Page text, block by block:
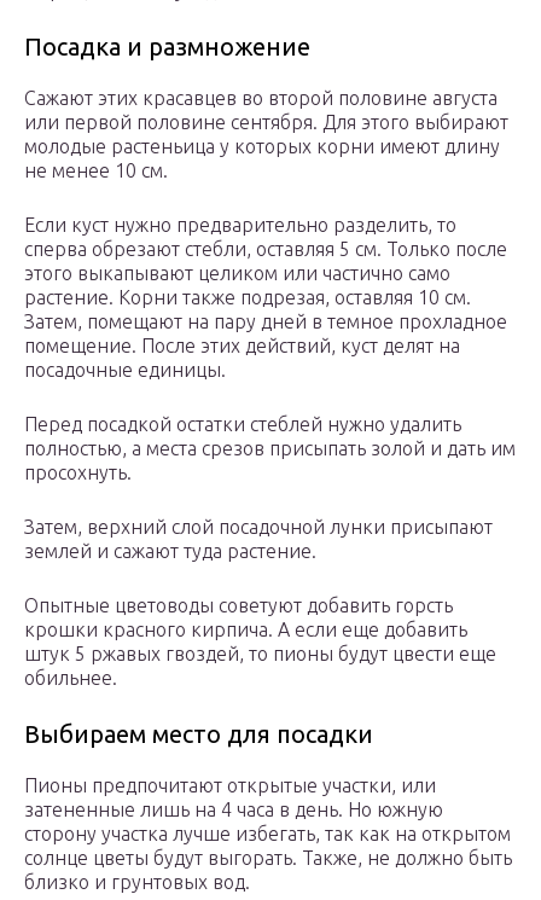
Посадка и размножение
Сажают этих красавцев во второй половине августа
или первой половине сентября. Для этого выбирают
молодые растеньица у которых корни имеют длину
не менее 10 см.
Если куст нужно предварительно разделить, то
сперва обрезают стебли, оставляя 5 см. Только после
этого выкапывают целиком или частично само
растение. Корни также подрезая, оставляя 10 см.
Затем, помещают на пару дней в темное прохладное
помещение. После этих действий, куст делят на
посадочные единицы.
Перед посадкой остатки стеблей нужно удалить
полностью, а места срезов присыпать золой и дать им
просохнуть.
Затем, верхний слой посадочной лунки присыпают
землей и сажают туда растение.
Опытные цветоводы советуют добавить горсть
крошки красного кирпича. А если еще добавить
штук 5 ржавых гвоздей, то пионы будут цвести еще
обильнее.
Выбираем место для посадки
Пионы предпочитают открытые участки, или
затененные лишь на 4 часа в день. Но южную
сторону участка лучше избегать, так как на открытом
солнце цветы будут выгорать. Также, не должно быть
близко и грунтовых вод.